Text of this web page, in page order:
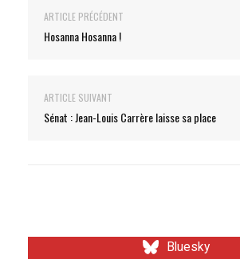
ARTICLE PRÉCÉDENT
Hosanna Hosanna !
ARTICLE SUIVANT
Sénat : Jean-Louis Carrère laisse sa place
Bluesky